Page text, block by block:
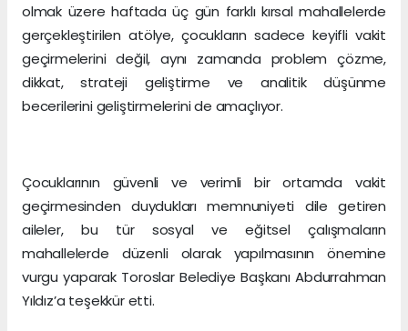
olmak üzere haftada üç gün farklı kırsal mahallelerde
gerçekleştirilen atölye, çocukların sadece keyifli vakit
geçirmelerini değil, aynı zamanda problem çözme,
dikkat, strateji geliştirme ve analitik düşünme
becerilerini geliştirmelerini de amaçlıyor.
Çocuklarının güvenli ve verimli bir ortamda vakit
geçirmesinden duydukları memnuniyeti dile getiren
aileler, bu tür sosyal ve eğitsel çalışmaların
mahallelerde düzenli olarak yapılmasının önemine
vurgu yaparak Toroslar Belediye Başkanı Abdurrahman
Yıldız’a teşekkür etti.